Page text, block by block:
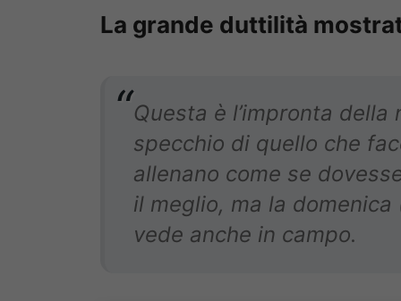
La grande duttilità
Questa è l’impronta
specchio di quello che
allenano come se
il meglio, ma la
vede anche in campo.